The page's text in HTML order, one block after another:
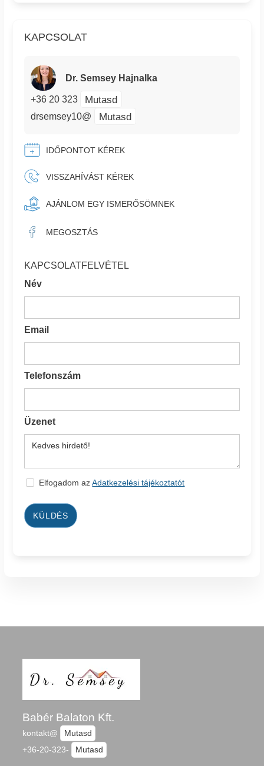
KAPCSOLAT
Dr. Semsey Hajnalka
+36 20 323 Mutasd
drsemsey10@ Mutasd
IDŐPONTOT KÉREK
VISSZAHÍVÁST KÉREK
AJÁNLOM EGY ISMERŐSÖMNEK
MEGOSZTÁS
KAPCSOLATFELVÉTEL
Név
Email
Telefonszám
Üzenet
Elfogadom azAdatkezelési tájékoztatót
KÜLDÉS
Babér Balaton Kft.
kontakt@
Mutasd
+36-20-323-
Mutasd